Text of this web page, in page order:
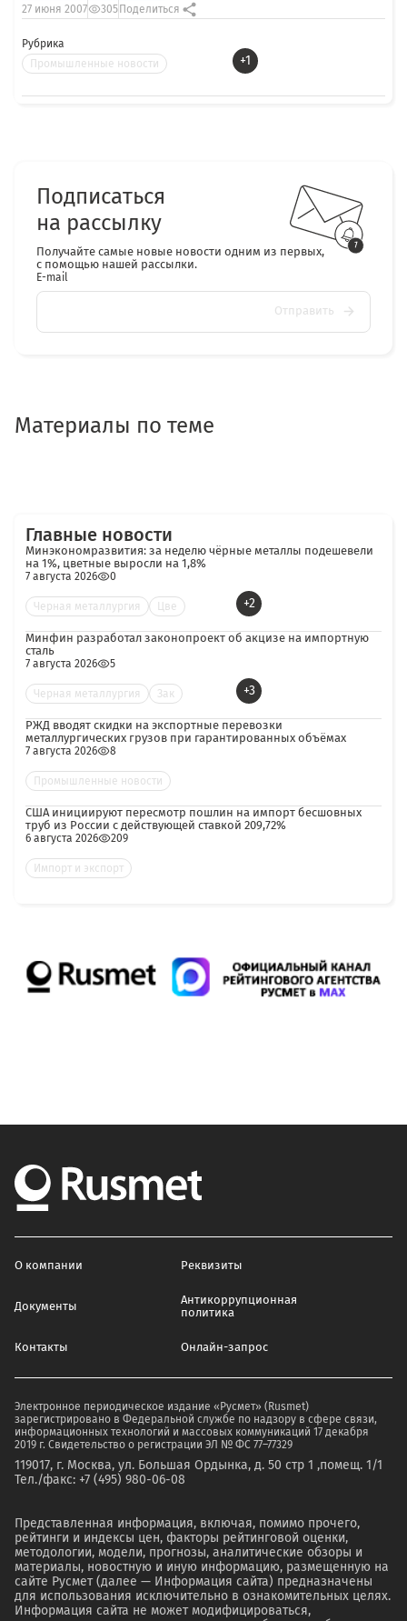
Рубрика
Промышленные новости
+1
27 июня 2007 305 Поделиться
Подписаться
на рассылку
Получайте самые новые новости одним из первых,
с помощью нашей рассылки.
E-mail
Отправить
Материалы по теме
Главные новости
Минэкономразвития: за неделю чёрные металлы подешевели
на 1%, цветные выросли на 1,8%
7 августа 2026 0
Черная металлургия Цве +2
Минфин разработал законопроект об акцизе на импортную
сталь
7 августа 2026 5
Черная металлургия Зак +3
РЖД вводят скидки на экспортные перевозки
металлургических грузов при гарантированных объёмах
7 августа 2026 8
Промышленные новости
США инициируют пересмотр пошлин на импорт бесшовных
труб из России с действующей ставкой 209,72%
6 августа 2026 209
Импорт и экспорт
О компании Реквизиты
Документы
Антикоррупционная
политика
Контакты Онлайн-запрос
Электронное периодическое издание «Русмет» (Rusmet)
зарегистрировано в Федеральной службе по надзору в сфере связи,
информационных технологий и массовых коммуникаций 17 декабря
2019 г. Свидетельство о регистрации ЭЛ № ФС 77–77329
119017, г. Москва, ул. Большая Ордынка, д. 50 стр 1 ,помещ. 1/1
Тел./факс: +7 (495) 980-06-08
Представленная информация, включая, помимо прочего,
рейтинги и индексы цен, факторы рейтинговой оценки,
методологии, модели, прогнозы, аналитические обзоры и
материалы, новостную и иную информацию, размещенную на
сайте Русмет (далее — Информация сайта) предназначены
для использования исключительно в ознакомительных целях.
Информация сайта не может модифицироваться,